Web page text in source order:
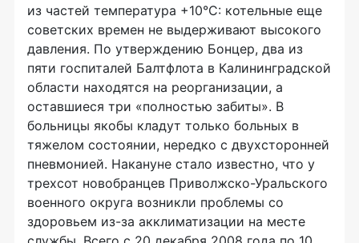
из частей температура +10°С: котельные еще
советских времен не выдерживают высокого
давления. По утверждению Бонцер, два из
пяти госпиталей Балтфлота в Калининградской
области находятся на реорганизации, а
оставшиеся три «полностью забиты». В
больницы якобы кладут только больных в
тяжелом состоянии, нередко с двухсторонней
пневмонией. Накануне стало известно, что у
трехсот новобранцев Приволжско-Уральского
военного округа возникли проблемы со
здоровьем из-за акклиматизации на месте